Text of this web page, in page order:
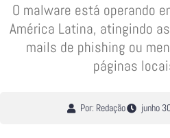
O malware está operando
América Latina, atingindo
mails de phishing ou
páginas
Por: Redação junho